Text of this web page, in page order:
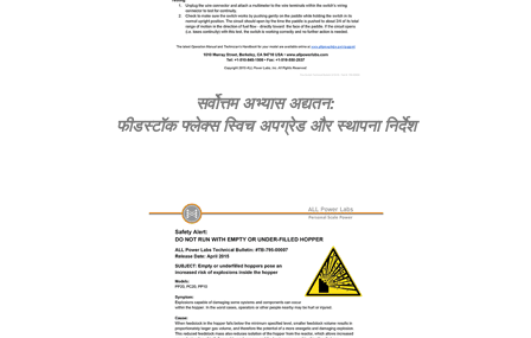
सर्वोत्तम अभ्यास अद्यतन:
फीडस्टॉक फ्लेक्स स्विच अपग्रेड और स्थापना निर्देश